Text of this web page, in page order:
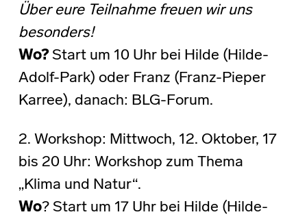
Über eure Teilnahme freuen wir uns
besonders!
Wo?Start um 10 Uhr bei Hilde (Hilde-
Adolf-Park) oder Franz (Franz-Pieper
Karree), danach: BLG-Forum.
2. Workshop: Mittwoch, 12. Oktober, 17
bis 20 Uhr: Workshop zum Thema
„Klima und Natur“.
Wo? Start um 17 Uhr bei Hilde (Hilde-